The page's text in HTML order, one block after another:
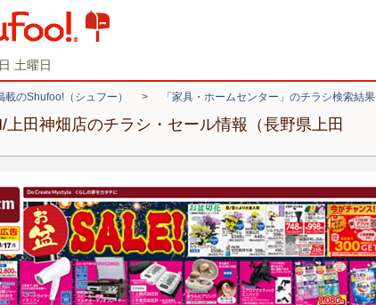
土曜日
のShufoo!（シュフー） > 「家具・ホームセンター」のチラシ検索結果
上田神畑店のチラシ・セール情報（長野県上田